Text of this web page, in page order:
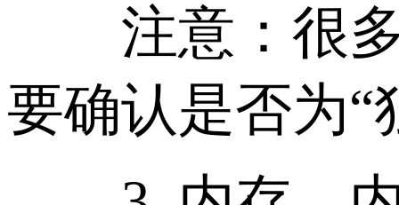
注意：很多
要确认是否为“